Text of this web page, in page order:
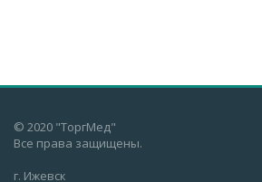
© 2020 "ТоргМед"
Все права защищены.
г. Ижевск